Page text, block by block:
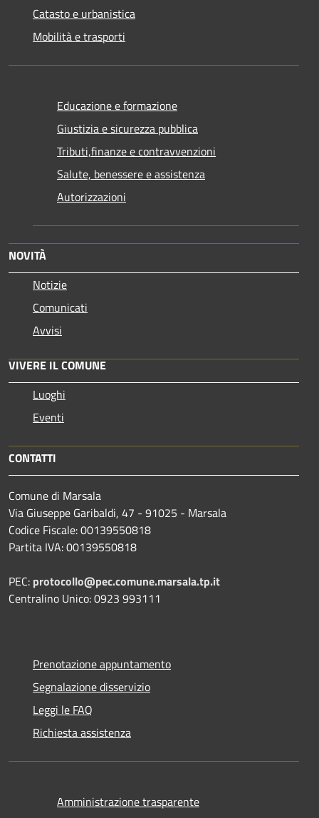
Catasto e urbanistica
Mobilità e trasporti
Educazione e formazione
Giustizia e sicurezza pubblica
Tributi,finanze e contravvenzioni
Salute, benessere e assistenza
Autorizzazioni
NOVITÀ
Notizie
Comunicati
Avvisi
VIVERE IL COMUNE
Luoghi
Eventi
CONTATTI
Comune di Marsala
Via Giuseppe Garibaldi, 47 - 91025 - Marsala
Codice Fiscale: 00139550818
Partita IVA: 00139550818
PEC: protocollo@pec.comune.marsala.tp.it
Centralino Unico: 0923 993111
Prenotazione appuntamento
Segnalazione disservizio
Leggi le FAQ
Richiesta assistenza
Amministrazione trasparente